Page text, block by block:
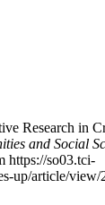
Research in
and Social
https://so03.tci-
up/article/view/